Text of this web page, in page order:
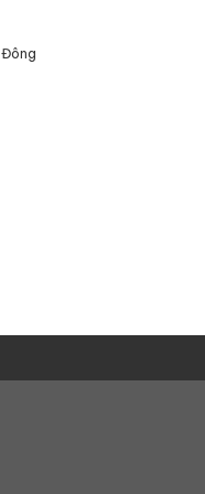
thể đồng thời đựng được